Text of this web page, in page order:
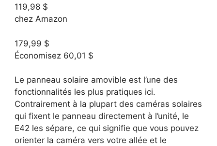
119,98 $
chez Amazon
179,99 $
Économisez 60,01 $
Le panneau solaire amovible est l’une des
fonctionnalités les plus pratiques ici.
Contrairement à la plupart des caméras solaires
qui fixent le panneau directement à l’unité, le
E42 les sépare, ce qui signifie que vous pouvez
orienter la caméra vers votre allée et le